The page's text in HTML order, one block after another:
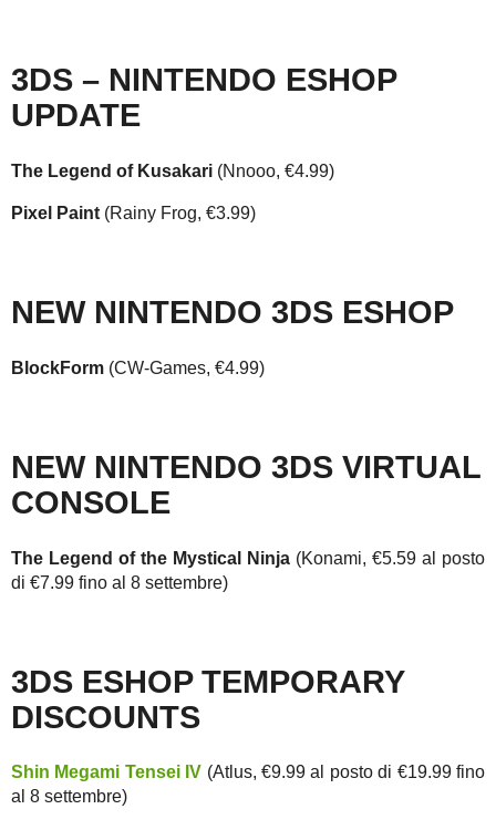
3DS – NINTENDO ESHOP
UPDATE
The Legend of Kusakari (Nnooo, €4.99)
Pixel Paint (Rainy Frog, €3.99)
NEW NINTENDO 3DS ESHOP
BlockForm (CW-Games, €4.99)
NEW NINTENDO 3DS VIRTUAL
CONSOLE
The Legend of the Mystical Ninja (Konami, €5.59 al posto
di €7.99 fino al 8 settembre)
3DS ESHOP TEMPORARY
DISCOUNTS
Shin Megami Tensei IV (Atlus, €9.99 al posto di €19.99 fino
al 8 settembre)